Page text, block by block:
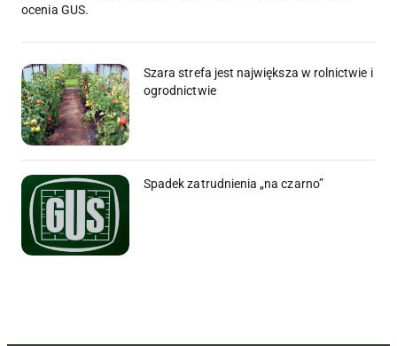
ocenia GUS.
Szara strefa jest największa w rolnictwie i
ogrodnictwie
Spadek zatrudnienia „na czarno”